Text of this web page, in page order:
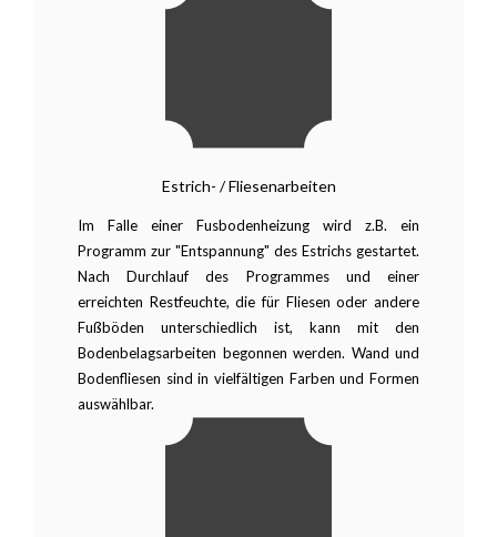
Estrich- / Fliesenarbeiten
Im Falle einer Fusbodenheizung wird z.B. ein
Programm zur "Entspannung" des Estrichs gestartet.
Nach Durchlauf des Programmes und einer
erreichten Restfeuchte, die für Fliesen oder andere
Fußböden unterschiedlich ist, kann mit den
Bodenbelagsarbeiten begonnen werden. Wand und
Bodenfliesen sind in vielfältigen Farben und Formen
auswählbar.